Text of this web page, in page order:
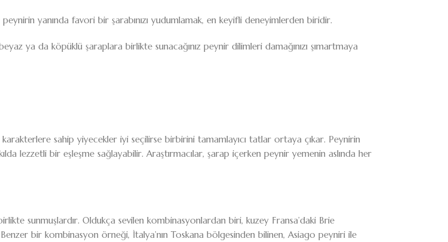
yanında favori bir şarabınızı yudumlamak, en keyifli deneyimlerden biridir.
ya da köpüklü şaraplara birlikte sunacağınız peynir dilimleri damağınızı şımartmaya
karakterlere sahip yiyecekler iyi seçilirse birbirini tamamlayıcı tatlar ortaya çıkar. Peynirin
lezzetli bir eşleşme sağlayabilir. Araştırmacılar, şarap içerken peynir yemenin aslında her
sunmuşlardır. Oldukça sevilen kombinasyonlardan biri, kuzey Fransa’daki Brie
bir kombinasyon örneği, İtalya’nın Toskana bölgesinden bilinen, Asiago peyniri ile